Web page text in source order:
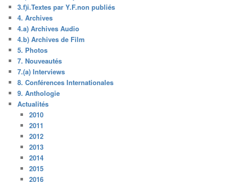
3.f)i.Textes par Y.F.non publiés
4. Archives
4.a) Archives Audio
4.b) Archives de Film
5. Photos
7. Nouveautés
7.(a) Interviews
8. Conférences Internationales
9. Anthologie
Actualités
2010
2011
2012
2013
2014
2015
2016